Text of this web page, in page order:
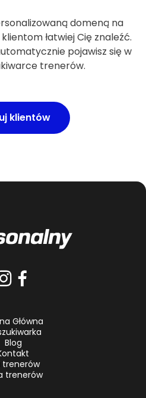
domeną na
łatwiej Cię znaleźć.
pojawisz się w
trenerów.
klientów
Główna
Blog
trenerów
trenerów